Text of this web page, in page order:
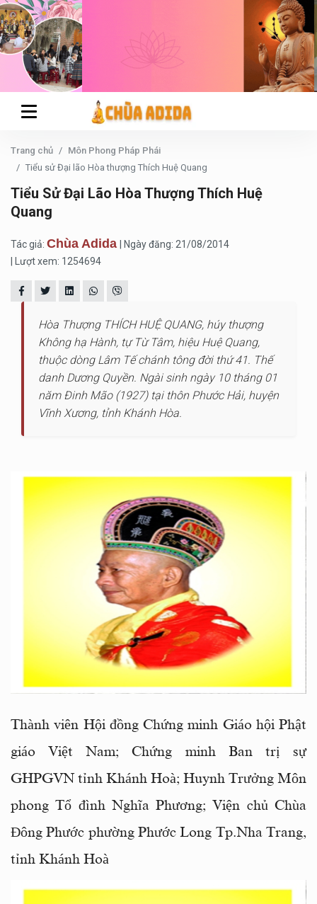
Trang chủ
Môn Phong Pháp Phái
Tiểu sử Đại lão Hòa thượng Thích Huệ Quang
Tiểu Sử Đại Lão Hòa Thượng Thích Huệ
Quang
Tác giả: Chùa Adida
| Ngày đăng: 21/08/2014
| Lượt xem: 1254694
Hòa Thượng THÍCH HUỆ QUANG, húy thượng
Không hạ Hành, tự Từ Tâm, hiệu Huệ Quang,
thuộc dòng Lâm Tế chánh tông đời thứ 41. Thế
danh Dương Quyền. Ngài sinh ngày 10 tháng 01
năm Đinh Mão (1927) tại thôn Phước Hải, huyện
Vĩnh Xương, tỉnh Khánh Hòa.
Thành viên Hội đồng Chứng minh Giáo hội Phật
giáo Việt Nam; Chứng minh Ban trị sự
GHPGVN tỉnh Khánh Hoà; Huynh Trưởng Môn
phong Tổ đình Nghĩa Phương; Viện chủ Chùa
Đông Phước phường Phước Long Tp.Nha Trang,
tỉnh Khánh Hoà